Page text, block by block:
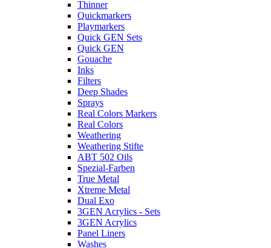
Thinner
Quickmarkers
Playmarkers
Quick GEN Sets
Quick GEN
Gouache
Inks
Filters
Deep Shades
Sprays
Real Colors Markers
Real Colors
Weathering
Weathering Stifte
ABT 502 Oils
Spezial-Farben
True Metal
Xtreme Metal
Dual Exo
3GEN Acrylics - Sets
3GEN Acrylics
Panel Liners
Washes